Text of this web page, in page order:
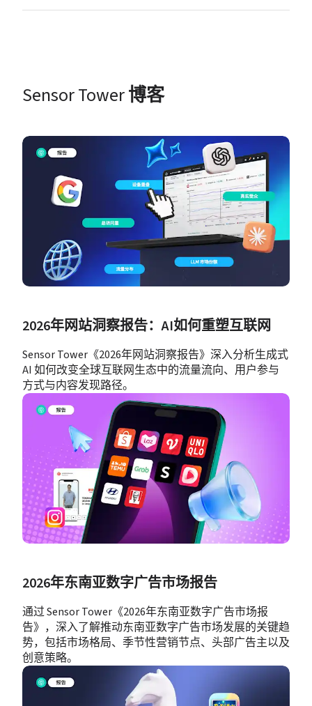
Sensor Tower 博客
2026年网站洞察报告：AI如何重塑互联网
Sensor Tower《2026年网站洞察报告》深入分析生成式
AI 如何改变全球互联网生态中的流量流向、用户参与
方式与内容发现路径。
2026年东南亚数字广告市场报告
通过 Sensor Tower《2026年东南亚数字广告市场报
告》，深入了解推动东南亚数字广告市场发展的关键趋
势，包括市场格局、季节性营销节点、头部广告主以及
创意策略。